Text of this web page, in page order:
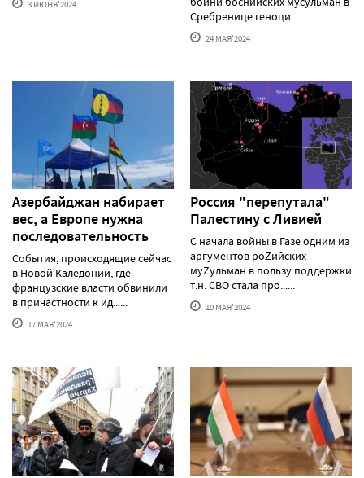
3 ИЮНЯ'2024
Сребренице геноци......
24 МАЯ'2024
Азербайджан набирает
вес, а Европе нужна
последовательность
События, происходящие сейчас
в Новой Каледонии, где
французские власти обвинили
в причастности к ид......
17 МАЯ'2024
Россия "перепутала"
Палестину с Ливией
С начала войны в Газе одним из
аргументов роZийских
муZульман в пользу поддержки
т.н. СВО стала про......
10 МАЯ'2024